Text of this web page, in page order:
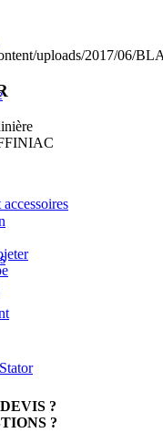
uploads/2017/06/
?
?